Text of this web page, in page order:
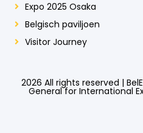
Expo 2025 Osaka
Belgisch paviljoen
Visitor Journey
2026 All rights reserved |
General for International